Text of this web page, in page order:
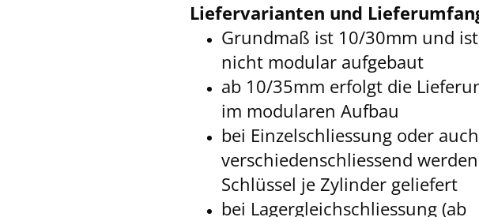
Liefervarianten und
Grundmaß ist 10/30mm und ist
nicht modular aufgebaut
ab 10/35mm erfolgt die
im modularen Aufbau
bei Einzelschliessung oder auch
verschiedenschliessend
Schlüssel je Zylinder geliefert
bei Lagergleichschliessung (ab